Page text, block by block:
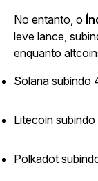
No entanto, o
leve lance,
enquanto
Solana subindo
Litecoin
Polkadot